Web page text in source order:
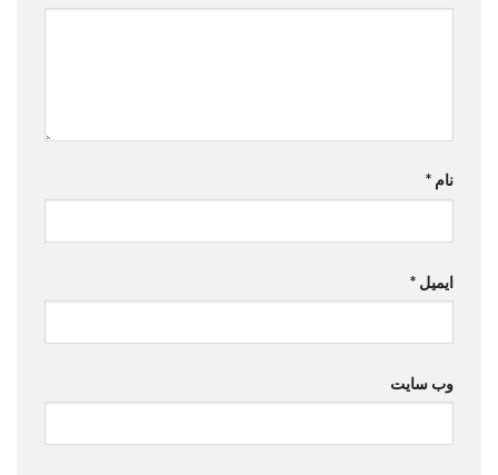
نام *
ایمیل *
وب‌ سایت